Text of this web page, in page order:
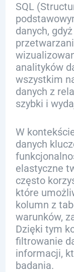
SQL
danych,
analityków
wszystkim
danych z
szybki i
W
danych
elastyczne
często
które
kolumn z
warunków,
Dzięki tym
filtrowanie
informacji,
badania.